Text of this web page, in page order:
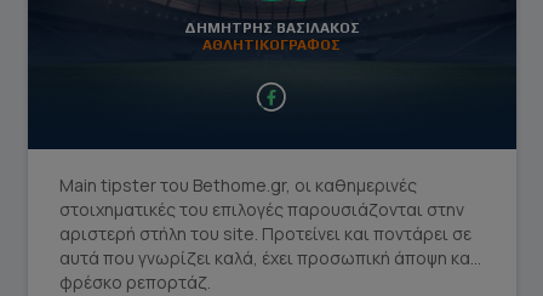
ΔΗΜΗΤΡΗΣ ΒΑΣΙΛΑΚΟΣ
ΑΘΛΗΤΙΚΟΓΡΑΦΟΣ
facebook social link
Main tipster του Bethome.gr, οι καθημερινές
στοιχηματικές του επιλογές παρουσιάζονται στην
αριστερή στήλη του site. Προτείνει και ποντάρει σε
αυτά που γνωρίζει καλά, έχει προσωπική άποψη και
φρέσκο ρεπορτάζ.